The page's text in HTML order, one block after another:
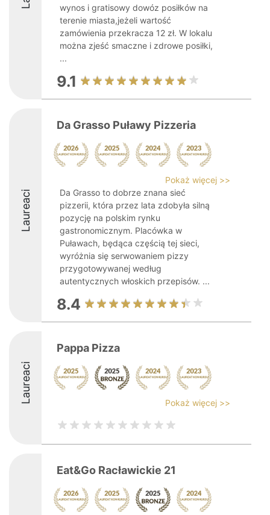
wynos i gratisowy dowóz posiłków na
terenie miasta,jeżeli wartość
zamówienia przekracza 12 zł. W lokalu
można zjeść smaczne i zdrowe posiłki,
...
9.1
Laureaci
Da Grasso Puławy Pizzeria
Pokaż więcej >>
Da Grasso to dobrze znana sieć
pizzerii, która przez lata zdobyła silną
pozycję na polskim rynku
gastronomicznym. Placówka w
Puławach, będąca częścią tej sieci,
wyróżnia się serwowaniem pizzy
przygotowywanej według
autentycznych włoskich przepisów. ...
8.4
Laureaci
Pappa Pizza
Pokaż więcej >>
Eat&Go Racławickie 21